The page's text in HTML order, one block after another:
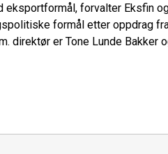
forvalter Eksfin
formål etter oppdrag
direktør er Tone Lunde Bakker